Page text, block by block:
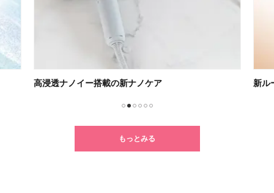
新ルーティン「朝レチ・夜レチ」 無重
もっとみる